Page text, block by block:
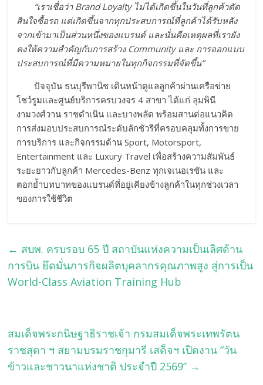
“เราเชื่อว่า Brand Loyalty ไม่ได้เกิดขึ้นในวันที่ลูกค้าตัด
สินใจซื้อรถ แต่เกิดขึ้นจากทุกประสบการณ์ที่ลูกค้าได้รับหลัง
จากเข้ามาเป็นส่วนหนึ่งของแบรนด์ และนั่นคือเหตุผลที่เรายัง
คงให้ความสำคัญกับการสร้าง Community และ การออกแบบ
ประสบการณ์ที่มีความหมายในทุกกิจกรรมที่จัดขึ้น”
ปัจจุบัน ธนบุรีพานิช เดินหน้าดูแลลูกค้าผ่านเครือข่าย
โชว์รูมและศูนย์บริการครบวงจร 4 สาขา ได้แก่ ลุมพินี
งามวงศ์วาน ราชดำเนิน และบางพลัด พร้อมสานต่อแนวคิด
การส่งมอบประสบการณ์ระดับลักชัวรีที่ครอบคลุมทั้งการขาย
การบริการ และกิจกรรมด้าน Sport, Motorsport,
Entertainment และ Luxury Travel เพื่อสร้างความสัมพันธ์
ระยะยาวกับลูกค้า Mercedes-Benz ทุกเจเนอเรชัน และ
ตอกย้ำบทบาทของแบรนด์ที่อยู่เคียงข้างลูกค้าในทุกช่วงเวลา
ของการใช้ชีวิต
← สบพ. ครบรอบ 65 ปี สถาบันแห่งความเป็นเลิศด้าน
การบิน ยึดมั่นภารกิจผลิตบุคลากรคุณภาพสูง สู่การเป็น
World-Class Aviation Training Hub
สมเด็จพระกนิษฐาธิราชเจ้า กรมสมเด็จพระเทพรัตน
ราชสุดา ฯ สยามบรมราชกุมารี เสด็จฯ เปิดงาน “วัน
ข้าวและชาวนาแห่งชาติ ประจำปี 2569” →